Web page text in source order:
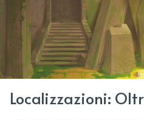
Localizzazioni: